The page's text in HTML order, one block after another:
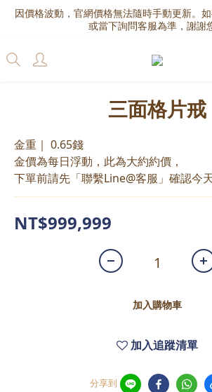
因價格波動，官網價格無法隨時手動更新。
或當下詢問客服為準，謝謝
三面格片戒
金重｜ 0.65錢
金價為每日浮動，此為大約約價，
下單前請先「聯繫Line@客服」確認今天
NT$999,999
加入購物車
加入追蹤清單
分享到